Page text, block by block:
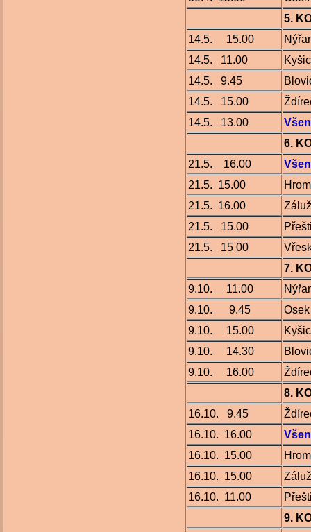
5.
14.5. 15.00
14.5. 11.00
14.5. 9.45
14.5. 15.00
14.5. 13.00
6.
21.5. 16.00
21.5. 15.00
21.5. 16.00
21.5. 15.00
21.5. 15 00
7.
9.10. 11.00
9.10. 9.45
Osek
9.10. 15.00
9.10. 14.30
9.10. 16.00
8.
16.10. 9.45
16.10. 16.00
16.10. 15.00
16.10. 15.00
16.10. 11.00
9.